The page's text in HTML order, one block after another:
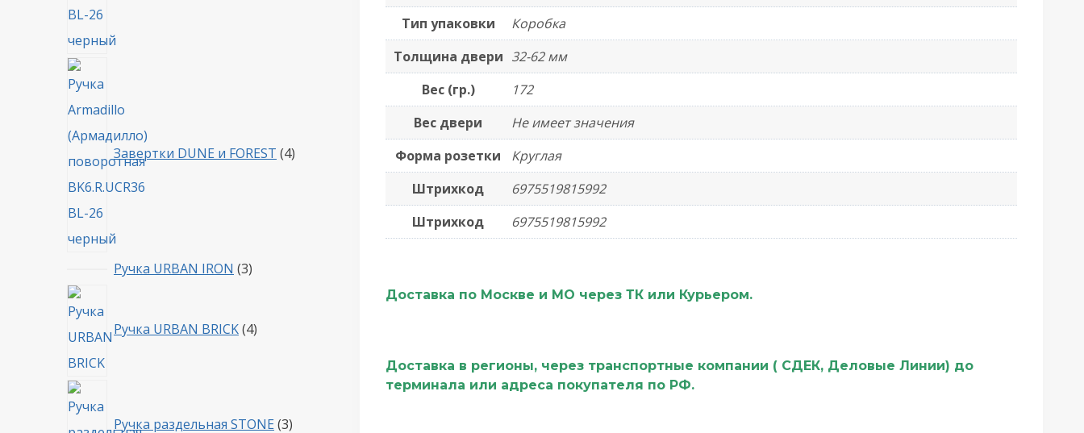
Тип упаковки
Коробка
Толщина двери 32-62 мм
Вес (гр.)
172
Вес двери
Не имеет значения
Форма розетки
Круглая
Штрихкод
6975519815992
Штрихкод
6975519815992
Доставка по Москве и МО через ТК или Курьером.
Доставка в регионы, через транспортные компании ( СДЕК, Деловые Линии) до
терминала или адреса покупателя по РФ.
Завертки DUNE и FOREST 4
Ручка URBAN IRON 33
Ручка URBAN BRICK 4товара
Ручка раздельная STONE 3товара